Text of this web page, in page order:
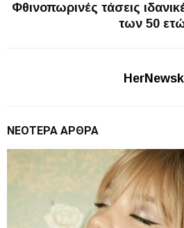
Φθινοπωρινές τάσεις
των 50
HerNewskl
ΝΕΌΤΕΡΑ ΆΡΘΡΑ